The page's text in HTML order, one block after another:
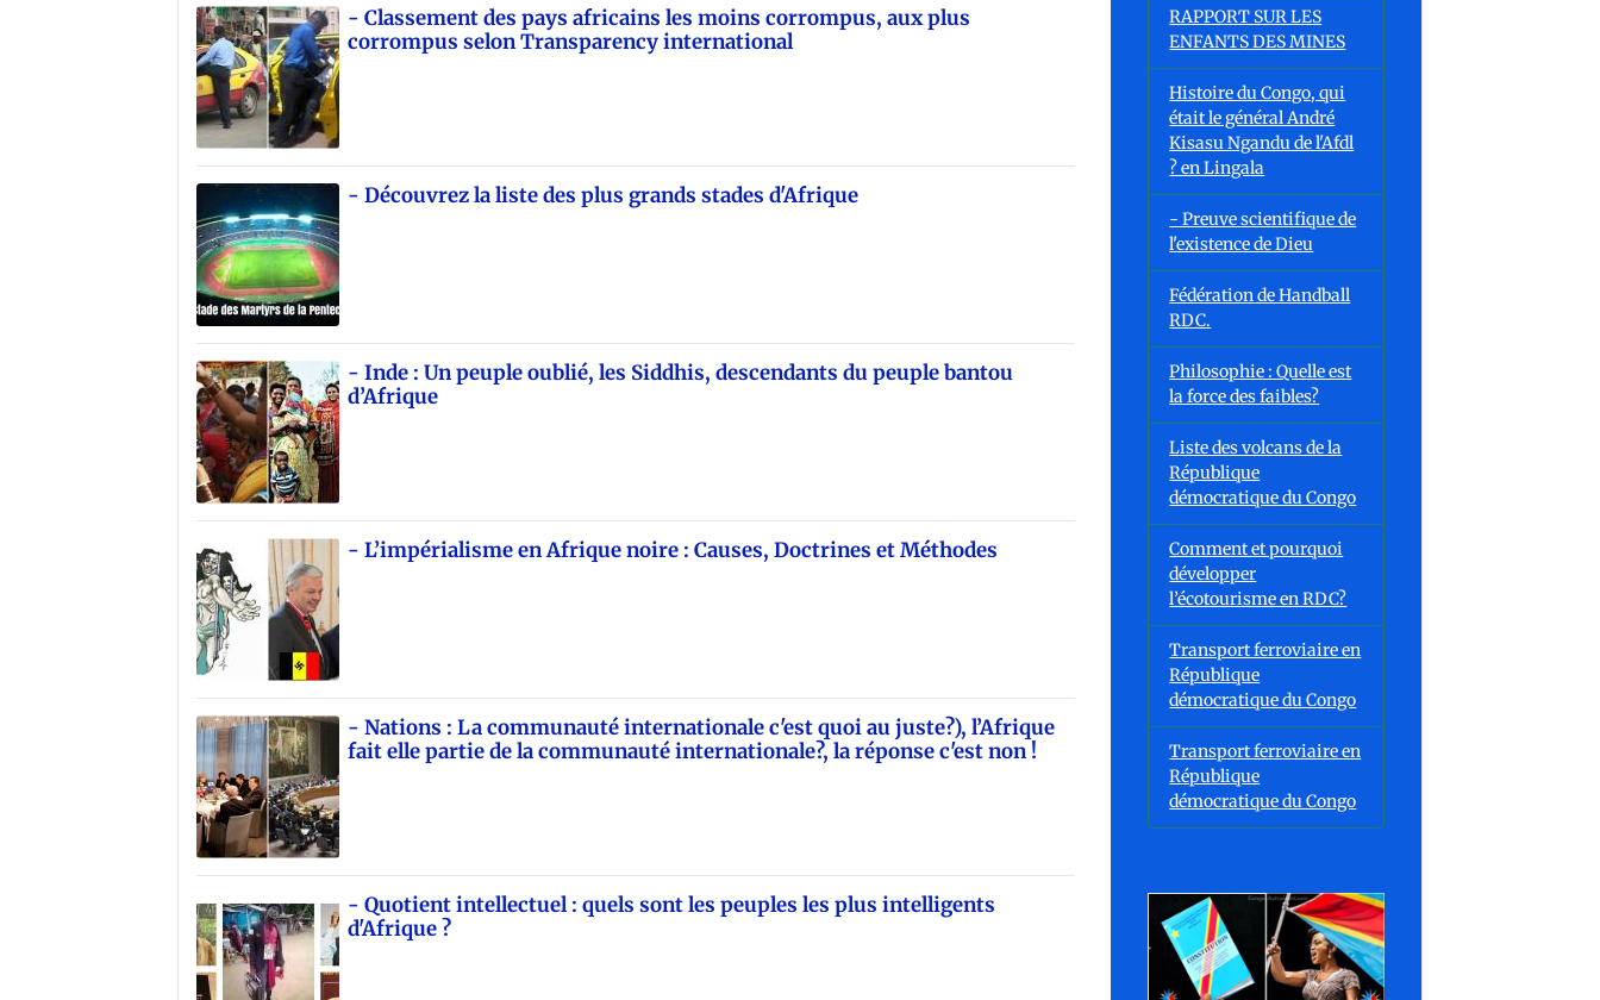
- Classement des pays africains les moins corrompus, aux plus
corrompus selon Transparency international
- Découvrez la liste des plus grands stades d'Afrique
- Inde : Un peuple oublié, les Siddhis, descendants du peuple bantou
d’Afrique
- L’impérialisme en Afrique noire : Causes, Doctrines et Méthodes
- Nations : La communauté internationale c'est quoi au juste?), l’Afrique
fait elle partie de la communauté internationale?, la réponse c'est non !
- Quotient intellectuel : quels sont les peuples les plus intelligents
d'Afrique ?
RAPPORT SUR LES
ENFANTS DES MINES
Histoire du Congo, qui
était le général André
Kisasu Ngandu de l'Afdl
? en Lingala
- Preuve scientifique de
l'existence de Dieu
Fédération de Handball
RDC.
Philosophie : Quelle est
la force des faibles?
Liste des volcans de la
République
démocratique du Congo
Comment et pourquoi
développer
l’écotourisme en RDC?
Transport ferroviaire en
République
démocratique du Congo
Transport ferroviaire en
République
démocratique du Congo